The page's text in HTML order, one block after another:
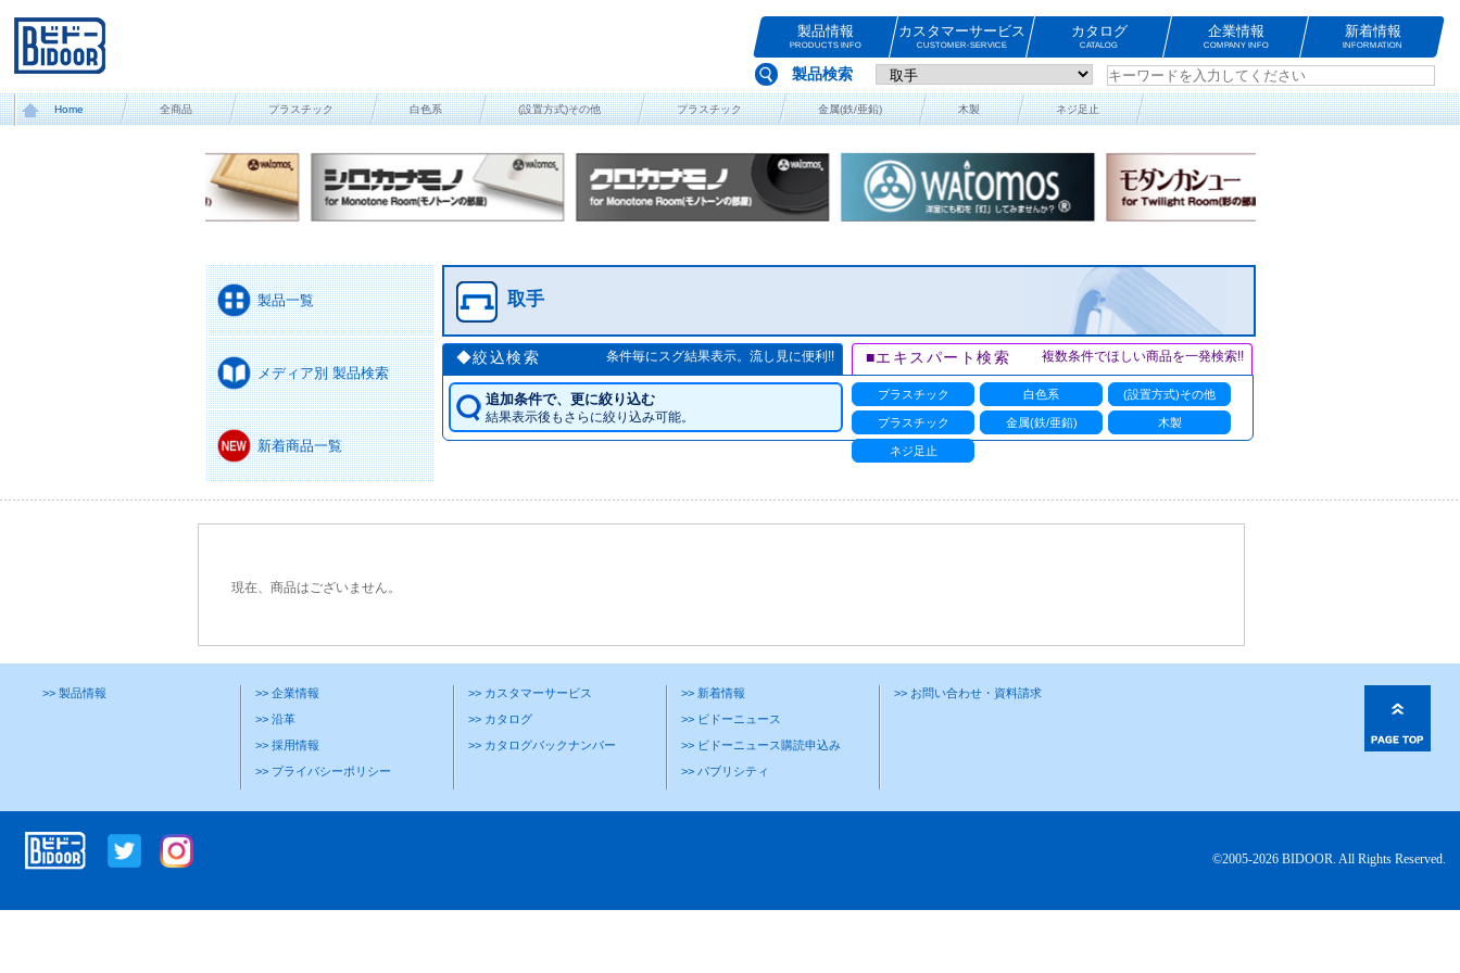
製品情報
PRODUCTS INFO
カスタマーサービス
CUSTOMER-SERVICE
カタログ
CATALOG
企業情報
COMPANY INFO
新着情報
INFORMATION
製品検索
Home 全商品 プラスチック 白色系 (設置方式)その他 プラスチック 金属(鉄/亜鉛) 木製 ネジ足止
取手
製品一覧
メディア別 製品検索
新着商品一覧
◆絞込検索 条件毎にスグ結果表示。流し見に便利!! ■エキスパート検索 複数条件でほしい商品を一発検索!!
追加条件で、更に絞り込む
結果表示後もさらに絞り込み可能。
プラスチック 白色系 (設置方式)その他
プラスチック 金属(鉄/亜鉛) 木製
ネジ足止
現在、商品はございません。
>> 製品情報
>> 企業情報
>> 沿革
>> 採用情報
>> プライバシーポリシー
>> カスタマーサービス
>> カタログ
>> カタログバックナンバー
>> 新着情報
>> ビドーニュース
>> ビドーニュース購読申込み
>> パブリシティ
>> お問い合わせ・資料請求
©2005-2026 BIDOOR. All Rights Reserved.